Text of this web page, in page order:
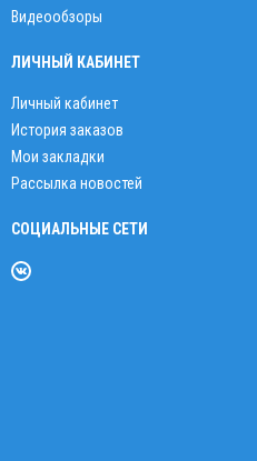
Видеообзоры
ЛИЧНЫЙ КАБИНЕТ
Личный кабинет
История заказов
Мои закладки
Рассылка новостей
СОЦИАЛЬНЫЕ СЕТИ